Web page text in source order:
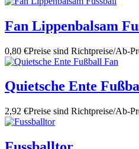
Fan Lippenbalsam
0,80 €Preise sind Richtpreise/Ab-
Quietsche Ente
2,92 €Preise sind Richtpreise/Ab-